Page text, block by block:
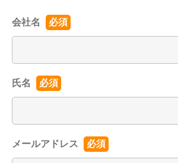
会社名 必須
氏名 必須
メールアドレス 必須